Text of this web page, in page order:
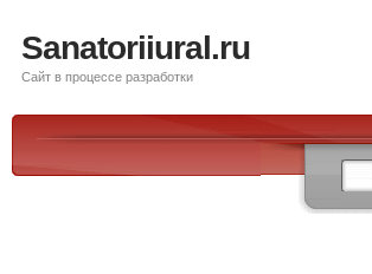
Sanatoriiural.ru
Сайт в процессе разработки